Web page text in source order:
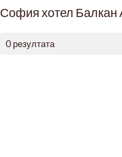
София хотел Балкан
0 резултата